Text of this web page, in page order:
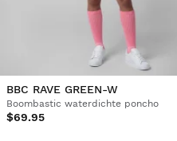
BBC RAVE GREEN-W
Boombastic waterdichte poncho
$69.95